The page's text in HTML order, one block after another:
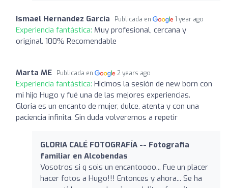
Ismael Hernandez Garcia Publicada en 1 year ago
Experiencia fantástica: Muy profesional, cercana y
original. 100% Recomendable
Marta ME Publicada en 2 years ago
Experiencia fantástica: Hicimos la sesión de new born con
mi hijo Hugo y fué una de las mejores experiencias.
Gloria es un encanto de mujer, dulce, atenta y con una
paciencia infinita. Sin duda volveremos a repetir
GLORIA CALÉ FOTOGRAFÍA -- Fotografia
familiar en Alcobendas
Vosotros si q sois un encantoooo... Fue un placer
hacer fotos a Hugo!!! Entonces y ahora... Se ha